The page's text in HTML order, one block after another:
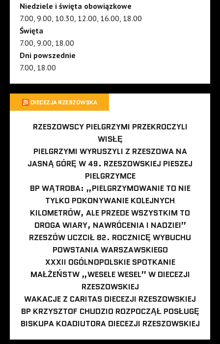
Niedziele i święta obowiązkowe
7.00, 9.00, 10.30, 12.00, 16.00, 18.00
Święta
7.00, 9.00, 18.00
Dni powszednie
7.00, 18.00
DIECEZJA RZESZOWSKA
RZESZOWSCY PIELGRZYMI PRZEKROCZYLI
WISŁĘ
PIELGRZYMI WYRUSZYLI Z RZESZOWA NA
JASNĄ GÓRĘ W 49. RZESZOWSKIEJ PIESZEJ
PIELGRZYMCE
BP WĄTROBA: „PIELGRZYMOWANIE TO NIE
TYLKO POKONYWANIE KOLEJNYCH
KILOMETRÓW, ALE PRZEDE WSZYSTKIM TO
DROGA WIARY, NAWRÓCENIA I NADZIEI”
RZESZÓW UCZCIŁ 82. ROCZNICĘ WYBUCHU
POWSTANIA WARSZAWSKIEGO
XXXII OGÓLNOPOLSKIE SPOTKANIE
MAŁŻEŃSTW „WESELE WESEL” W DIECEZJI
RZESZOWSKIEJ
WAKACJE Z CARITAS DIECEZJI RZESZOWSKIEJ
BP KRZYSZTOF CHUDZIO ROZPOCZĄŁ POSŁUGĘ
BISKUPA KOADIUTORA DIECEZJI RZESZOWSKIEJ